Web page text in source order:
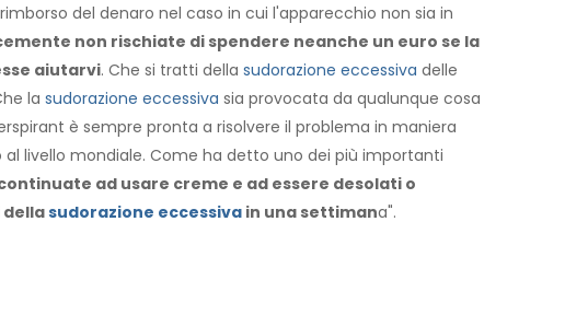
del denaro nel caso in cui l'apparecchio non sia in
non rischiate di spendere neanche un euro se la
aiutarvi. Che si tratti della sudorazione eccessiva delle
la sudorazione eccessiva sia provocata da qualunque cosa
è sempre pronta a risolvere il problema in maniera
livello mondiale. Come ha detto uno dei più importanti
ad usare creme e ad essere desolati o
sudorazione eccessivain una settimana".